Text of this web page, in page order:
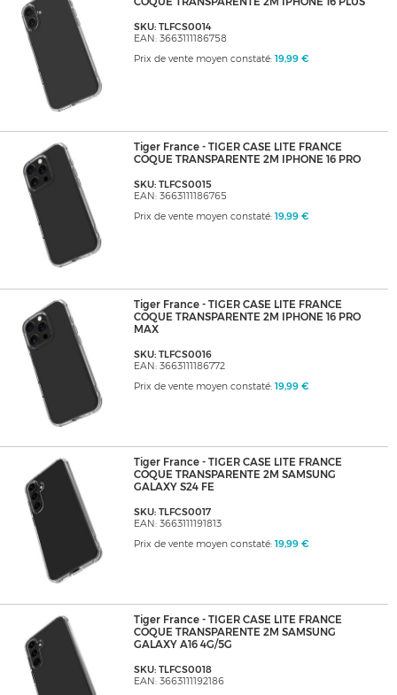
SKU: TLFCS0014
EAN: 3663111186758
Prix de vente moyen constaté: 19,99 €
Tiger France - TIGER CASE LITE FRANCE
COQUE TRANSPARENTE 2M IPHONE 16 PRO
SKU: TLFCS0015
EAN: 3663111186765
Prix de vente moyen constaté: 19,99 €
Tiger France - TIGER CASE LITE FRANCE
COQUE TRANSPARENTE 2M IPHONE 16 PRO
MAX
SKU: TLFCS0016
EAN: 3663111186772
Prix de vente moyen constaté: 19,99 €
Tiger France - TIGER CASE LITE FRANCE
COQUE TRANSPARENTE 2M SAMSUNG
GALAXY S24 FE
SKU: TLFCS0017
EAN: 3663111191813
Prix de vente moyen constaté: 19,99 €
Tiger France - TIGER CASE LITE FRANCE
COQUE TRANSPARENTE 2M SAMSUNG
GALAXY A16 4G/5G
SKU: TLFCS0018
EAN: 3663111192186